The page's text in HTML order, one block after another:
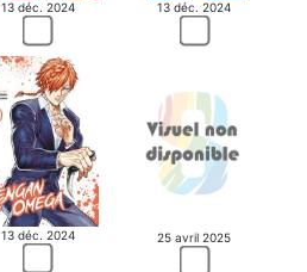
13 déc. 2024 13 déc. 2024
13 déc. 2024 25 avril 2025